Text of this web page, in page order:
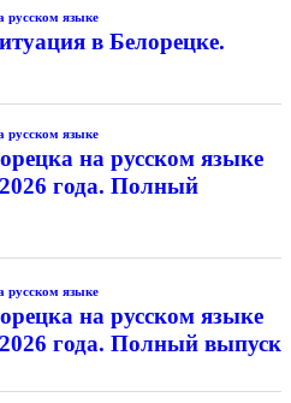
русском языке
в Белорецке.
русском языке
на русском языке
2026 года. Полный
русском языке
на русском языке
2026 года. Полный выпуск